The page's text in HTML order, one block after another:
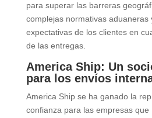
para superar las barreras
complejas normativas aduaneras
expectativas de los clientes en
de las entregas.
America Ship: Un
para los envíos
America Ship se ha ganado la
confianza para las empresas que